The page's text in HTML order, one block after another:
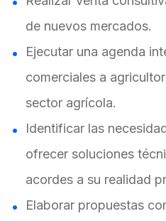
de nuevos mercados.
Ejecutar una agenda
comerciales a
sector agrícola.
Identificar las
ofrecer soluciones
acordes a su realidad
Elaborar propuestas